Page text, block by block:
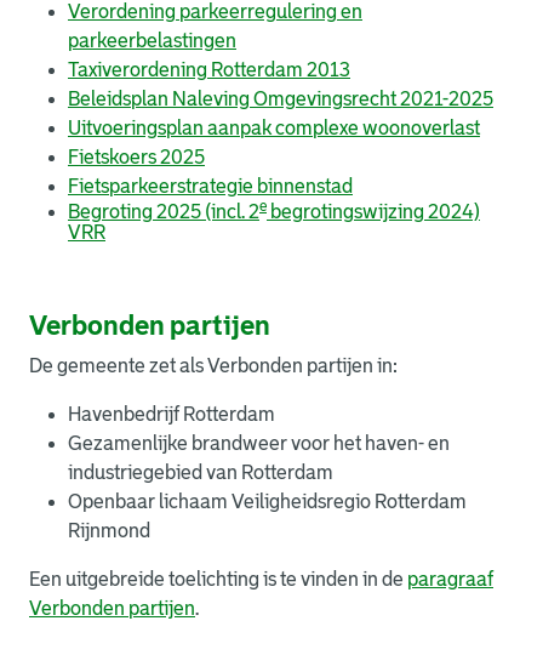
Verordening parkeerregulering en
parkeerbelastingen
Taxiverordening Rotterdam 2013
Beleidsplan Naleving Omgevingsrecht 2021-2025
Uitvoeringsplan aanpak complexe woonoverlast
Fietskoers 2025
Fietsparkeerstrategie binnenstad
Begroting 2025 (incl. 2e begrotingswijzing 2024)
VRR
Verbonden partijen
De gemeente zet als Verbonden partijen in:
Havenbedrijf Rotterdam
Gezamenlijke brandweer voor het haven- en
industriegebied van Rotterdam
Openbaar lichaam Veiligheidsregio Rotterdam
Rijnmond
Een uitgebreide toelichting is te vinden in de paragraaf
Verbonden partijen.